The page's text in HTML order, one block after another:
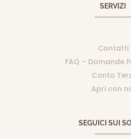
SERVIZI
Contatti
FAQ – Domande
Conto
Apri con
SEGUICI SUI